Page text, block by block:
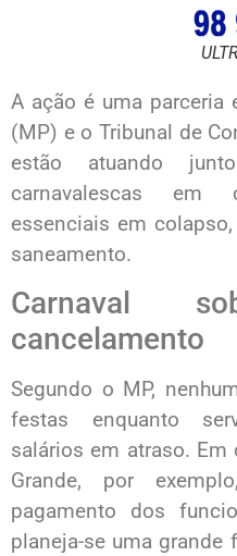
A ação é uma parceria
(MP) e o Tribunal de
estão atuando
carnavalescas em
essenciais em
saneamento.
Carnaval
cancelamento
Segundo o MP,
festas enquanto
salários em atraso.
Grande, por
pagamento dos
planeja-se uma